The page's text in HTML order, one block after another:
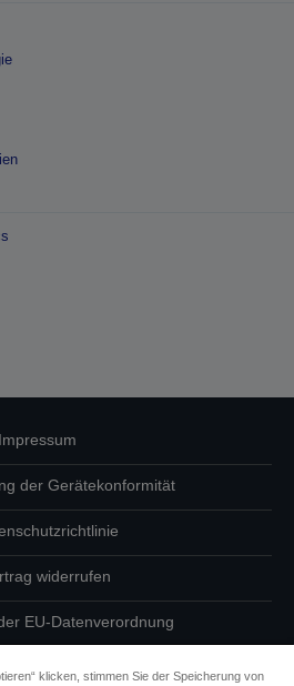
Impressum
der Gerätekonformität
widerrufen
EU-Datenverordnung
klicken, stimmen Sie der Speicherung von